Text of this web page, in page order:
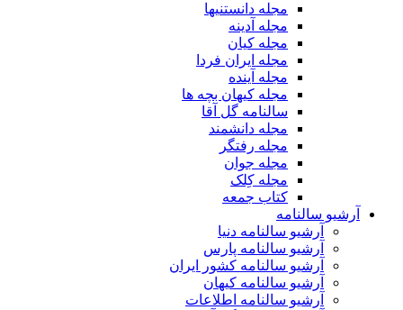
مجله دانستنیها
مجله آدینه
مجله کیان
مجله ایران فردا
مجله آینده
مجله کیهان بچه ها
سالنامه گل آقا
مجله دانشمند
مجله رفتگر
مجله جوان
مجله کِلک
کتاب جمعه
آرشیو سالنامه
آرشیو سالنامه دنیا
آرشیو سالنامه پارس
آرشیو سالنامه کشور ایران
آرشیو سالنامه کیهان
آرشیو سالنامه اطلاعات